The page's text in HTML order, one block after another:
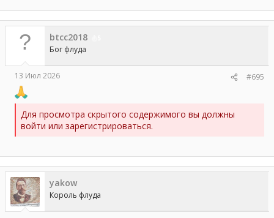
btcc2018
Бог флуда
13 Июл 2026 #695
Для просмотра скрытого содержимого вы должны
войти или зарегистрироваться.
yakow
Король флуда